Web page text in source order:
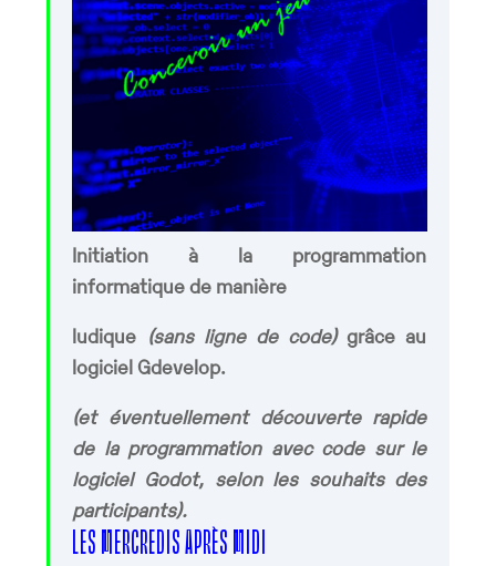
Initiation à la programmation
informatique de manière
ludique (sans ligne de code)grâce au
logiciel Gdevelop.
(et éventuellement découverte rapide
de la programmation avec code sur le
logiciel Godot, selon les souhaits des
participants).
LES MERCREDIS APRÈS MIDI